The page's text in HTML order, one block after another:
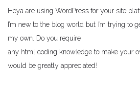
Heya are using WordPress for your site
I’m new to the blog world but I’m trying to
my own. Do you require
any html coding knowledge to make your
would be greatly appreciated!